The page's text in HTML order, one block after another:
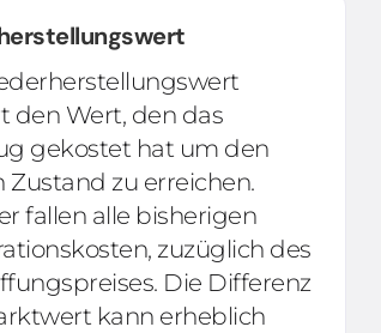
den Wert, den das
gekostet hat um den
Zustand zu erreichen.
fallen alle bisherigen
zuzüglich des
Die Differenz
kann erheblich